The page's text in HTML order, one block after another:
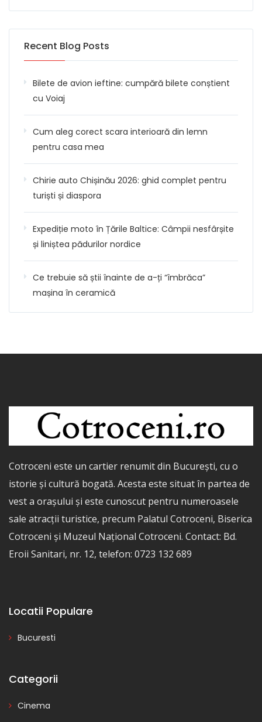
Recent Blog Posts
Bilete de avion ieftine: cumpără bilete conștient
cu Voiaj
Cum aleg corect scara interioară din lemn
pentru casa mea
Chirie auto Chișinău 2026: ghid complet pentru
turiști și diaspora
Expediție moto în Țările Baltice: Câmpii nesfârșite
și liniștea pădurilor nordice
Ce trebuie să știi înainte de a-ți “îmbrăca”
mașina în ceramică
Cotroceni este un cartier renumit din București, cu o
istorie și cultură bogată. Acesta este situat în partea de
vest a orașului și este cunoscut pentru numeroasele
sale atracții turistice, precum Palatul Cotroceni, Biserica
Cotroceni și Muzeul Național Cotroceni. Contact: Bd.
Eroii Sanitari, nr. 12, telefon: 0723 132 689
Locatii Populare
Bucuresti
Categorii
Cinema